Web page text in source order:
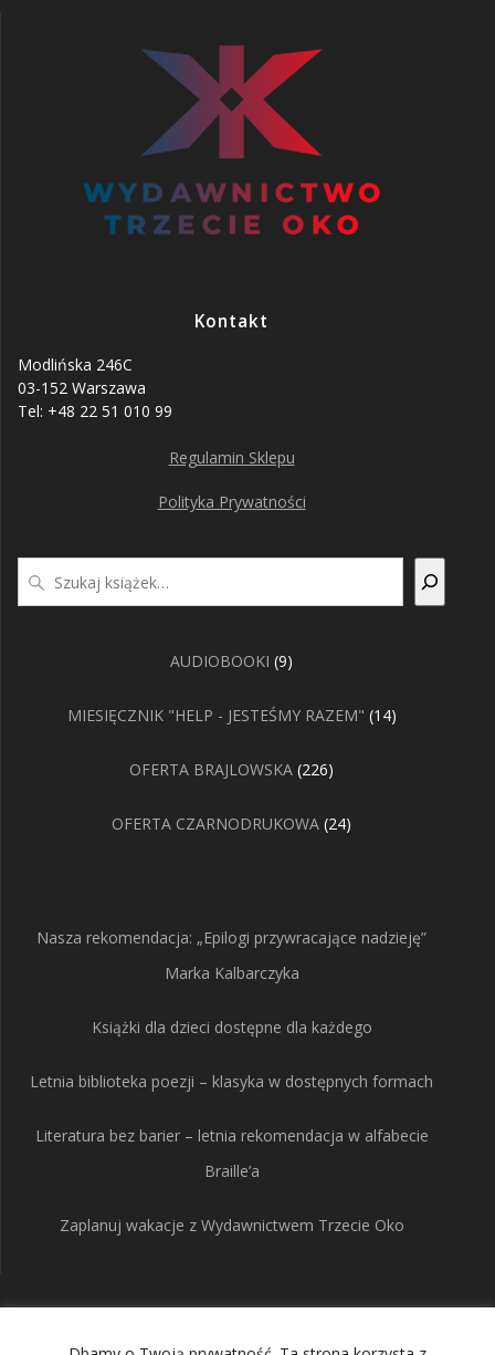
Kontakt
Modlińska 246C
03-152 Warszawa
Tel: +48 22 51 010 99
Regulamin Sklepu
Polityka Prywatności
AUDIOBOOKI 99
MIESIĘCZNIK "HELP - JESTEŚMY RAZEM" 1414
OFERTA BRAJLOWSKA 226226
OFERTA CZARNODRUKOWA 2424
Nasza rekomendacja: „Epilogi przywracające nadzieję”
Marka Kalbarczyka
Książki dla dzieci dostępne dla każdego
Letnia biblioteka poezji – klasyka w dostępnych formach
Literatura bez barier – letnia rekomendacja w alfabecie
Braille’a
Zaplanuj wakacje z Wydawnictwem Trzecie Oko
Wydawnictwo Trzecie